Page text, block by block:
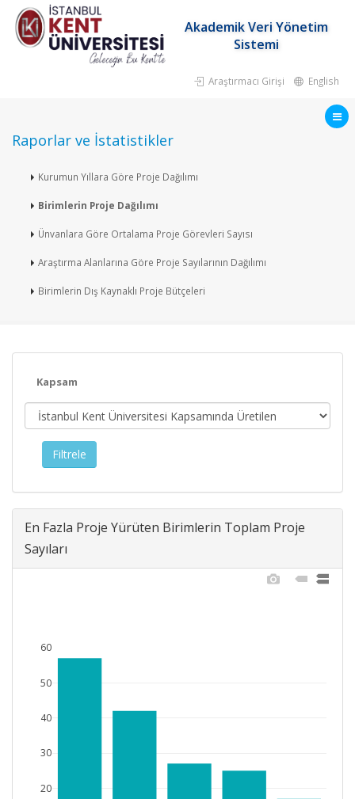
Akademik Veri Yönetim
Sistemi
Araştırmacı Girişi English
Raporlar ve İstatistikler
Kurumun Yıllara Göre Proje Dağılımı
Birimlerin Proje Dağılımı
Ünvanlara Göre Ortalama Proje Görevleri Sayısı
Araştırma Alanlarına Göre Proje Sayılarının Dağılımı
Birimlerin Dış Kaynaklı Proje Bütçeleri
Kapsam
En Fazla Proje Yürüten Birimlerin Toplam Proje
Sayıları
20
30
40
50
60